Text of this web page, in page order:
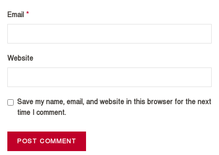
Email *
Website
Save my name, email, and website in this browser for the next
time I comment.